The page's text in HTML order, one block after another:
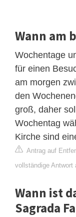
Wann am
Wochentage
für einen
am morgen
den
groß, daher
Wochentag
Kirche sind
Antrag auf
vollständige
Wann ist
Sagrada